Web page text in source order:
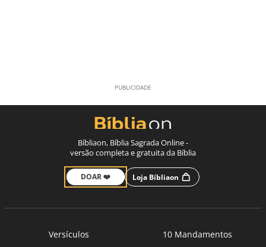
Bíbliaon, Bíblia Sagrada Online -
versão completa e gratuita da Bíblia
DOAR ❤️ Loja Bíbliaon
Versículos
10 Mandamentos